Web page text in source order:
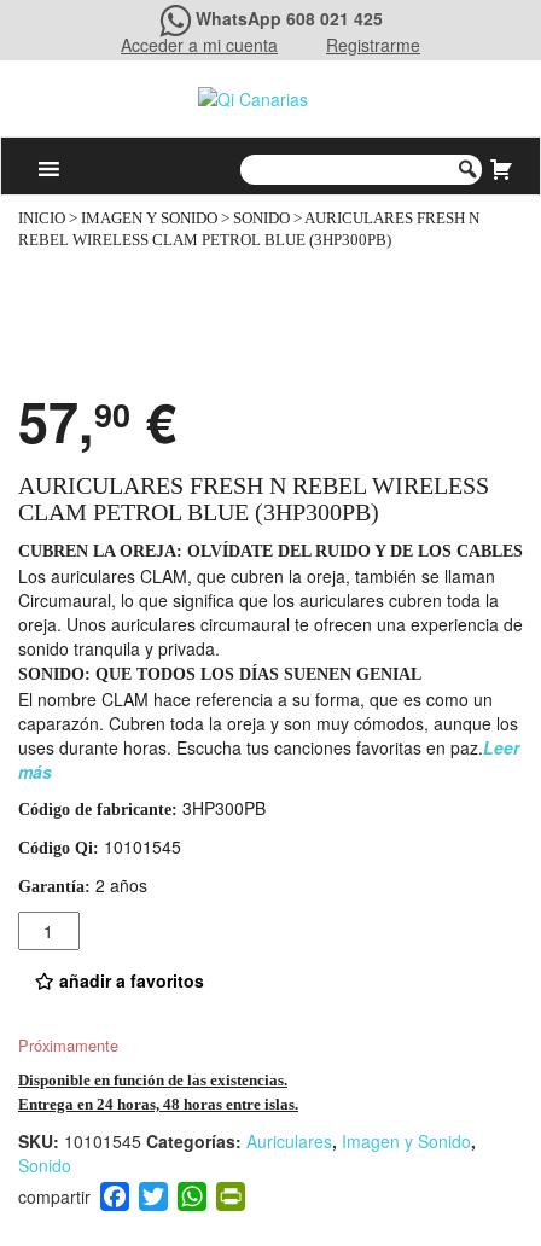
WhatsApp 608 021 425
Acceder a mi cuenta
Registrarme
INICIO > IMAGEN Y SONIDO > SONIDO > AURICULARES FRESH N
REBEL WIRELESS CLAM PETROL BLUE (3HP300PB)
57,90 €
AURICULARES FRESH N REBEL WIRELESS
CLAM PETROL BLUE (3HP300PB)
CUBREN LA OREJA: OLVÍDATE DEL RUIDO Y DE LOS CABLES
Los auriculares CLAM, que cubren la oreja, también se llaman
Circumaural, lo que significa que los auriculares cubren toda la
oreja. Unos auriculares circumaural te ofrecen una experiencia de
sonido tranquila y privada.
SONIDO: QUE TODOS LOS DÍAS SUENEN GENIAL
El nombre CLAM hace referencia a su forma, que es como un
caparazón. Cubren toda la oreja y son muy cómodos, aunque los
uses durante horas. Escucha tus canciones favoritas en paz.Leer
más
Código de fabricante: 3HP300PB
Código Qi: 10101545
Garantía: 2 años
Cantidad
añadir a favoritos
Próximamente
Disponible en función de las existencias.
Entrega en 24 horas, 48 horas entre islas.
SKU: 10101545 Categorías: Auriculares, Imagen y Sonido,
Sonido
F
a
T
wi
W
h